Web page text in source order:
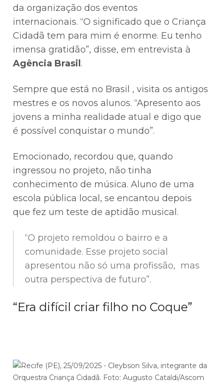
da organização dos eventos
internacionais. “O significado que o Criança
Cidadã tem para mim é enorme. Eu tenho
imensa gratidão”, disse, em entrevista à
Agência Brasil .
Sempre que está no Brasil , visita os antigos
mestres e os novos alunos. “Apresento aos
jovens a minha realidade atual e digo que
é possível conquistar o mundo”.
Emocionado, recordou que, quando
ingressou no projeto, não tinha
conhecimento de música. Aluno de uma
escola pública local, se encantou depois
que fez um teste de aptidão musical.
“O projeto remoldou o bairro e a
comunidade. Esse projeto social
apresentou não só uma profissão, mas
outra perspectiva de futuro”.
“Era difícil criar filho no Coque”